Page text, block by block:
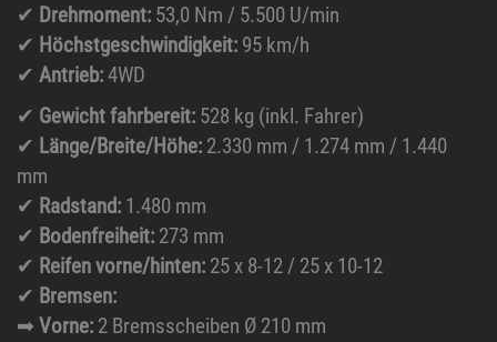
✔ Drehmoment: 53,0 Nm / 5.500 U/min
✔ Höchstgeschwindigkeit: 95 km/h
✔ Antrieb:4WD
✔ Gewicht fahrbereit: 528 kg (inkl. Fahrer)
✔ Länge/Breite/Höhe: 2.330 mm / 1.274 mm / 1.440
mm
✔ Radstand: 1.480 mm
✔ Bodenfreiheit: 273 mm
✔ Reifen vorne/hinten: 25 x 8-12 / 25 x 10-12
✔ Bremsen:
➡ Vorne: 2 Bremsscheiben Ø 210 mm